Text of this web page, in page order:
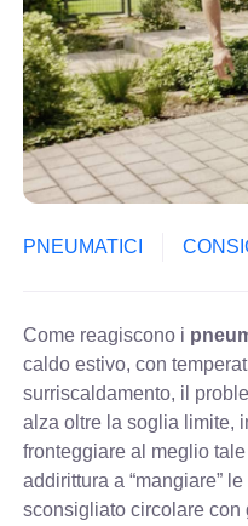
PNEUMATICI
Come reagiscono i
caldo estivo, con
surriscaldamento, il
alza oltre la soglia limite,
fronteggiare al meglio
addirittura a “mangiare”
sconsigliato circolare con